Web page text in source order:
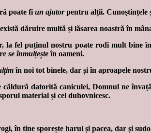
poate fi un ajutorpentru alții. Cunoștințele
dăruire multă și lăsarea noastră în
la fel puținul nostru poate rodi mult bine
se înmulțeșteîn oameni.
în noi tot binele, dar și în aproapele
datorită caniculei, Domnul ne
material și cel duhovnicesc.
în tine sporește harul și pacea, dar și